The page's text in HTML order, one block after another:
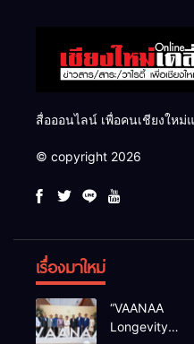
สื่อออนไลน์ เพื่อคนเชียงใหม่
© copyright 2026
เรื่องมาใหม่
“VAANAA
Longevity